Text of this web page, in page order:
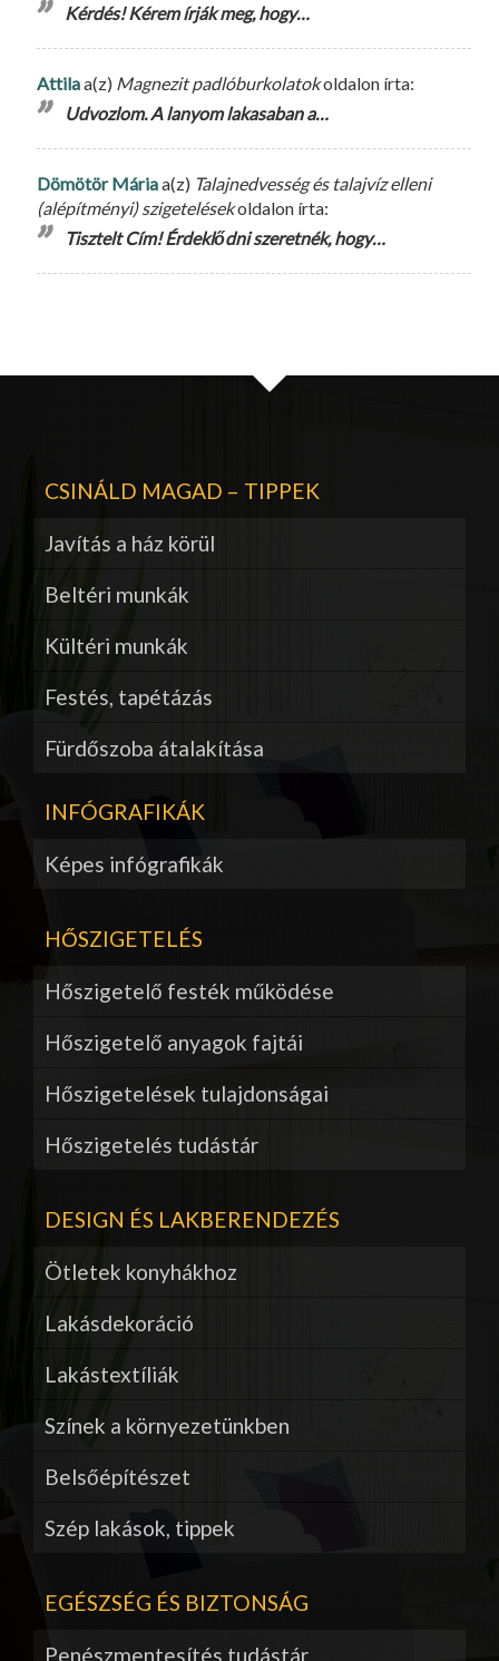
Kérdés! Kérem írják meg, hogy…
Attilaa(z) Magnezit padlóburkolatokoldalon írta:
Udvozlom. A lanyom lakasaban a…
Dömötör Máriaa(z) Talajnedvesség és talajvíz elleni
(alépítményi) szigetelésekoldalon írta:
Tisztelt Cím! Érdeklődni szeretnék, hogy…
CSINÁLD MAGAD – TIPPEK
Javítás a ház körül
Beltéri munkák
Kültéri munkák
Festés, tapétázás
Fürdőszoba átalakítása
INFÓGRAFIKÁK
Képes infógrafikák
HŐSZIGETELÉS
Hőszigetelő festék működése
Hőszigetelő anyagok fajtái
Hőszigetelések tulajdonságai
Hőszigetelés tudástár
DESIGN ÉS LAKBERENDEZÉS
Ötletek konyhákhoz
Lakásdekoráció
Lakástextíliák
Színek a környezetünkben
Belsőépítészet
Szép lakások, tippek
EGÉSZSÉG ÉS BIZTONSÁG
Penészmentesítés tudástár